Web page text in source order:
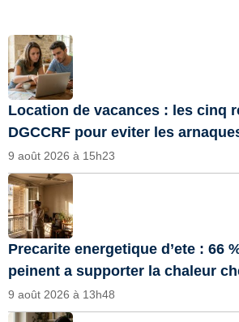
Location de vacances : les cinq
DGCCRF pour eviter les
9 août 2026 à 15h23
Precarite energetique d’ete : 66
peinent a supporter la chaleur
9 août 2026 à 13h48